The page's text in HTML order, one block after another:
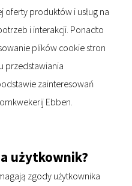
produktów i usług na
i interakcji. Ponadto
plików cookie stron
przedstawiania
zainteresowań
Ebben.
użytkownik?
zgody użytkownika